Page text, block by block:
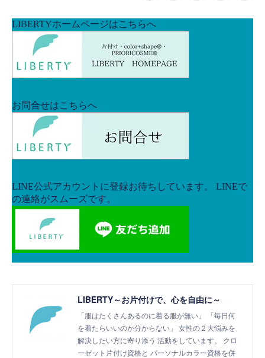
LIBERTY～お片付けで、心を自由に～
「服はたくさんあるのに着る服が無い」 「毎日何
を着たらいいのか分からない」 女性の２大悩みを
解決したい方に寄り添う 活動をしています。 クロ
ーゼット片付け資格と パーソナルカラー資格を併